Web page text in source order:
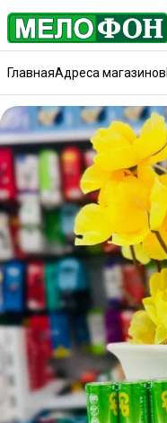
ГлавнаяАдреса магазинов